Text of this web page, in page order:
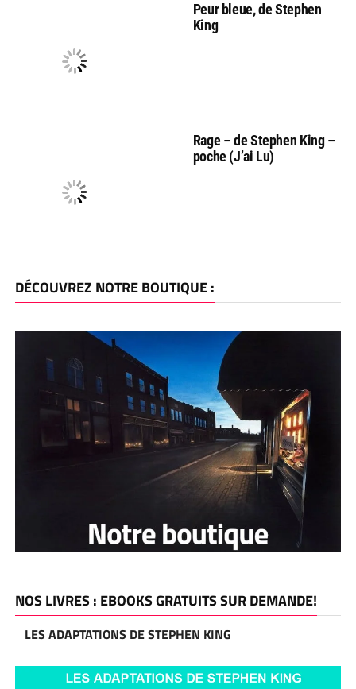
Peur bleue, de Stephen
King
Rage – de Stephen King –
poche (J’ai Lu)
DÉCOUVREZ NOTRE BOUTIQUE :
NOS LIVRES : EBOOKS GRATUITS SUR DEMANDE!
LES ADAPTATIONS DE STEPHEN KING